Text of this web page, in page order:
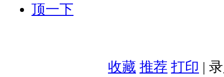
顶一下
收藏 推荐 打印 |